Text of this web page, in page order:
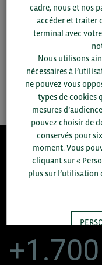
8.300
ACCOMPAGNEMENTS
+1.700
cadre, nous et nos
accéder et traiter
terminal avec
Nous utilisons
nécessaires à
ne pouvez vous
types de cookies
mesures
pouvez choisir de
conservés pour
moment. Vous
cliquant sur «
plus sur